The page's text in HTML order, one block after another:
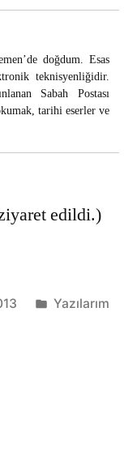
doğdum. Esas
teknisyenliğidir.
Sabah Postası
tarihi eserler ve
edildi.)
Kategori:
Yazılarım